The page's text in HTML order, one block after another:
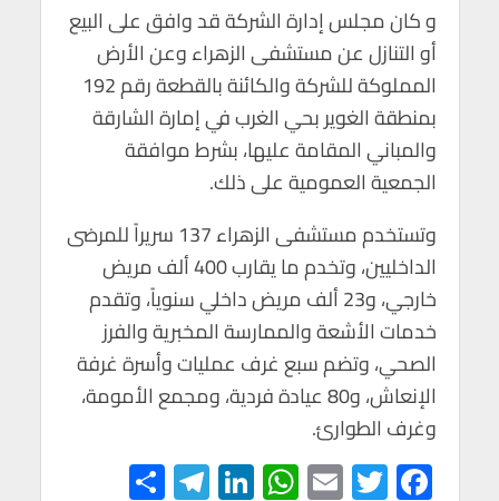
و كان مجلس إدارة الشركة قد وافق على البيع
أو التنازل عن مستشفى الزهراء وعن الأرض
المملوكة للشركة والكائنة بالقطعة رقم 192
بمنطقة الغوير بحي الغرب في إمارة الشارقة
والمباني المقامة عليها، بشرط موافقة
الجمعية العمومية على ذلك.
وتستخدم مستشفى الزهراء 137 سريراً للمرضى
الداخليين، وتخدم ما يقارب 400 ألف مريض
خارجي، و23 ألف مريض داخلي سنوياً، وتقدم
خدمات الأشعة والممارسة المخبرية والفرز
الصحي، وتضم سبع غرف عمليات وأسرة غرفة
الإنعاش، و80 عيادة فردية، ومجمع الأمومة،
وغرف الطوارئ.
F
T
E
W
Li
Te